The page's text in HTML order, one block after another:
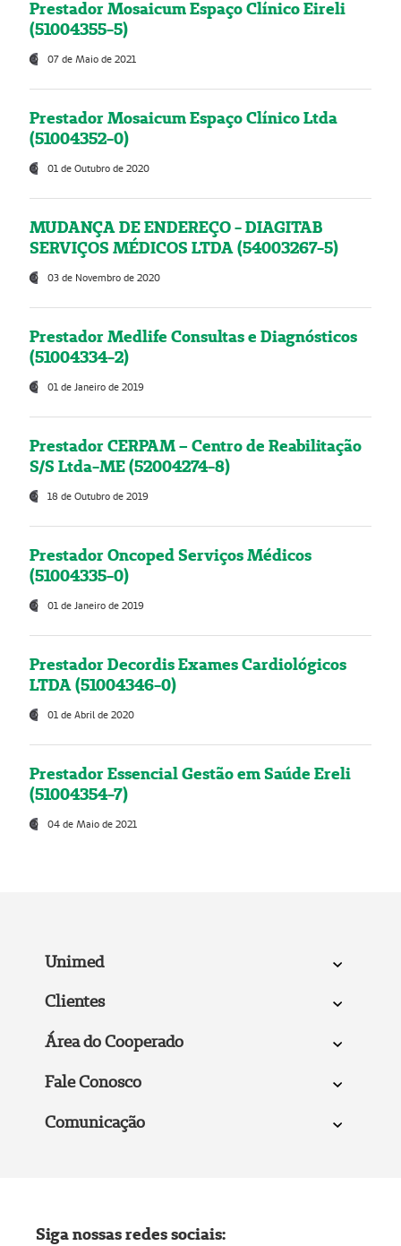
Prestador Mosaicum Espaço Clínico Eireli
(51004355-5)
07 de Maio de 2021
Prestador Mosaicum Espaço Clínico Ltda
(51004352-0)
01 de Outubro de 2020
MUDANÇA DE ENDEREÇO - DIAGITAB
SERVIÇOS MÉDICOS LTDA (54003267-5)
03 de Novembro de 2020
Prestador Medlife Consultas e Diagnósticos
(51004334-2)
01 de Janeiro de 2019
Prestador CERPAM – Centro de Reabilitação
S/S Ltda-ME (52004274-8)
18 de Outubro de 2019
Prestador Oncoped Serviços Médicos
(51004335-0)
01 de Janeiro de 2019
Prestador Decordis Exames Cardiológicos
LTDA (51004346-0)
01 de Abril de 2020
Prestador Essencial Gestão em Saúde Ereli
(51004354-7)
04 de Maio de 2021
Unimed
Clientes
Área do Cooperado
Fale Conosco
Comunicação
Siga nossas redes sociais: